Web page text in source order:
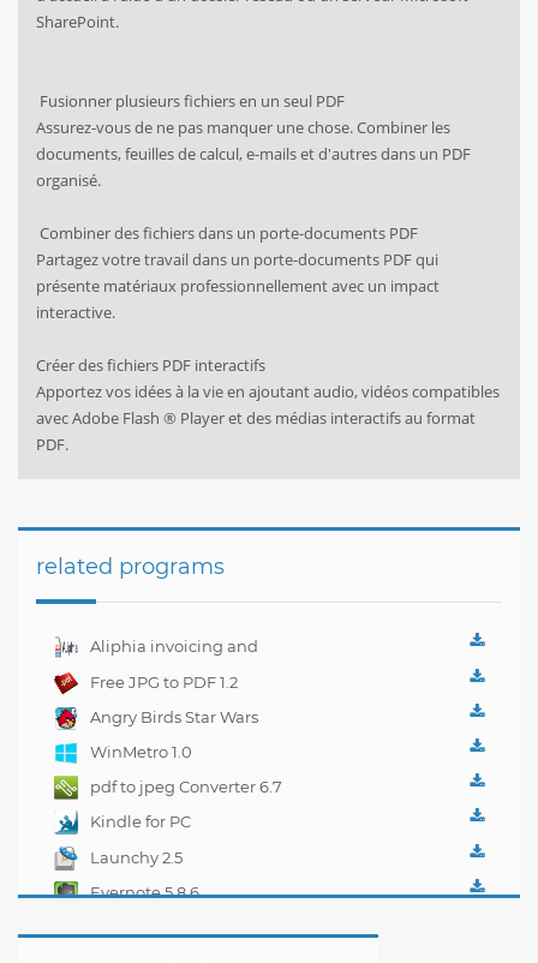
SharePoint.
Fusionner plusieurs fichiers en un seul PDF
Assurez-vous de ne pas manquer une chose. Combiner les
documents, feuilles de calcul, e-mails et d'autres dans un PDF
organisé.
Combiner des fichiers dans un porte-documents PDF
Partagez votre travail dans un porte-documents PDF qui
présente matériaux professionnellement avec un impact
interactive.
Créer des fichiers PDF interactifs
Apportez vos idées à la vie en ajoutant audio, vidéos compatibles
avec Adobe Flash ® Player et des médias interactifs au format
PDF.
related programs
Aliphia invoicing and
Free JPG to PDF 1.2
Angry Birds Star Wars
WinMetro 1.0
pdf to jpeg Converter 6.7
Kindle for PC
1.10.5.40382
Launchy 2.5
Evernote 5.8.6